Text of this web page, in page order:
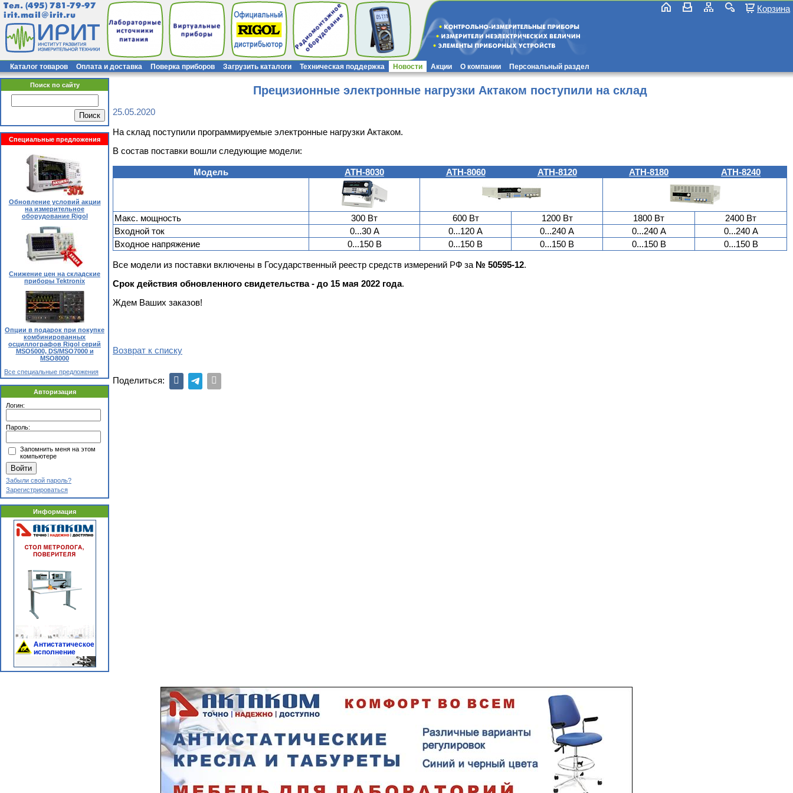
Тел. (495) 781-79-97
irit.mail@irit.ru
Корзина
Каталог товаров Оплата и доставка Поверка приборов Загрузить каталоги Техническая поддержка Новости Акции О компании Персональный раздел
Поиск по сайту
Специальные предложения
Обновление условий акции
на измерительное
оборудование Rigol
Снижение цен на складские
приборы Tektronix
Опции в подарок при покупке
комбинированных
осциллографов Rigol серий
MSO5000, DS/MSO7000 и
MSO8000
Все специальные предложения
Авторизация
Логин:
Пароль:
Запомнить меня на этом
компьютере
Забыли свой пароль?
Зарегистрироваться
Информация
Прецизионные электронные нагрузки Актаком поступили на склад
25.05.2020
На склад поступили программируемые электронные нагрузки Актаком.
В состав поставки вошли следующие модели:
Модель АТН-8030 АТН-8060 АТН-8120 АТН-8180 АТН-8240
Макс. мощность 300 Вт 600 Вт 1200 Вт 1800 Вт
2400 Вт
Входной ток
0...30 А 0...120 А 0...240 А 0...240 А
0...240 А
Входное напряжение
0...150 В 0...150 В 0...150 В 0...150 В 0...150 В
Все модели из поставки включены в Государственный реестр средств измерений РФ за № 50595-12.
Срок действия обновленного свидетельства - до 15 мая 2022 года.
Ждем Ваших заказов!
Возврат к списку
Поделиться: